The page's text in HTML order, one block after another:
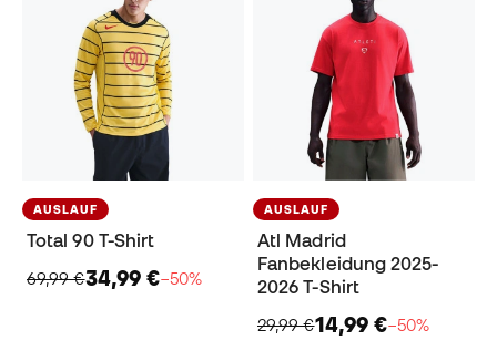
AUSLAUF
Total 90 T-Shirt
69,99 €34,99 €−50%
AUSLAUF
Atl Madrid
Fanbekleidung 2025-
2026 T-Shirt
29,99 €14,99 €−50%